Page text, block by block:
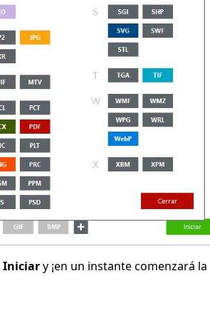
Iniciary ¡en un instante comenzará la